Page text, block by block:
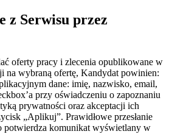
z Serwisu przez
oferty pracy i zlecenia opublikowane w
na wybraną ofertę, Kandydat powinien:
dane: imię, nazwisko, email,
przy oświadczeniu o zapoznaniu
prywatności oraz akceptacji ich
„Aplikuj”. Prawidłowe przesłanie
potwierdza komunikat wyświetlany w